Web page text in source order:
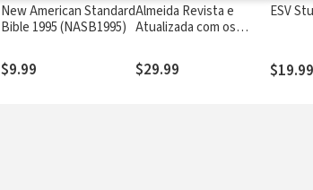
New American Standard
Bible 1995 (NASB1995)
$9.99
Almeida Revista e
Atualizada com os
$29.99
ESV
$19.99